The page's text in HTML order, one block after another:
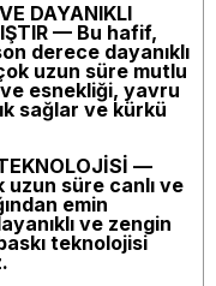
DAYANIKLI
— Bu hafif,
derece dayanıklı
uzun süre mutlu
esnekliği, yavru
sağlar ve kürkü
—
uzun süre canlı ve
emin
ve zengin
teknolojisi